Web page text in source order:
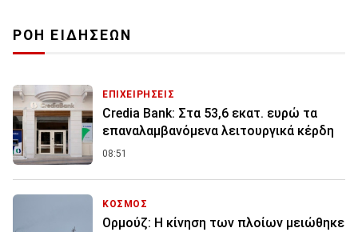
ΡΟΗ ΕΙΔΗΣΕΩΝ
ΕΠΙΧΕΙΡΗΣΕΙΣ
Credia Bank: Στα 53,6 εκατ. ευρώ τα
επαναλαμβανόμενα λειτουργικά κέρδη
08:51
ΚΟΣΜΟΣ
Ορμούζ: Η κίνηση των πλοίων μειώθηκε